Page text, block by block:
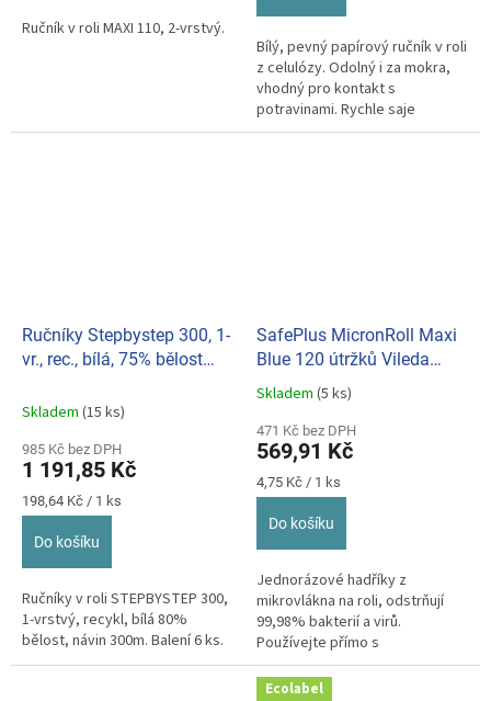
Ručník v roli MAXI 110, 2-vrstvý.
Bílý, pevný papírový ručník v roli
z celulózy. Odolný i za mokra,
vhodný pro kontakt s
potravinami. Rychle saje
tekutiny. Délka role...
Ručníky Stepbystep 300, 1-
vr., rec., bílá, 75% bělost
Skladem (15 ks)
985 Kč bez DPH
1 191,85 Kč
Měrná
cena:
198,64 Kč / 1 ks
Do košíku
Ručníky v roli STEPBYSTEP 300,
1-vrstvý, recykl, bílá 80%
bělost, návin 300m. Balení 6 ks.
SafePlus MicronRoll Maxi
Blue 120 útržků Vileda
Professional BC166910
Průměrné
produktu
je
5,0
z
Skladem (5 ks)
471 Kč bez DPH
569,91 Kč
Měrná
cena:
4,75 Kč / 1 ks
Do košíku
Jednorázové hadříky z
mikrovlákna na roli, odstrňují
99,98% bakterií a virů.
Používejte přímo s
čistícím/dezinfekčním
prostředkem.
Ecolabel